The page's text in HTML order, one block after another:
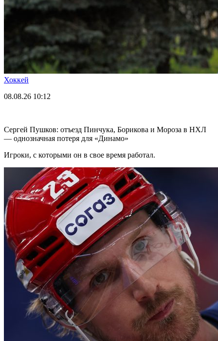
Хоккей
08.08.26 10:12
Сергей Пушков: отъезд Пинчука, Борикова и Мороза в НХЛ
— однозначная потеря для «Динамо»
Игроки, с которыми он в свое время работал.